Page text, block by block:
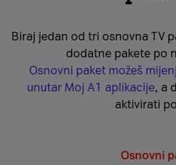
Biraj jedan od tri osnovna TV
dodatne pakete po
Osnovni paket možeš
unutar Moj A1 aplikacije, a
aktivirati
Osnovni